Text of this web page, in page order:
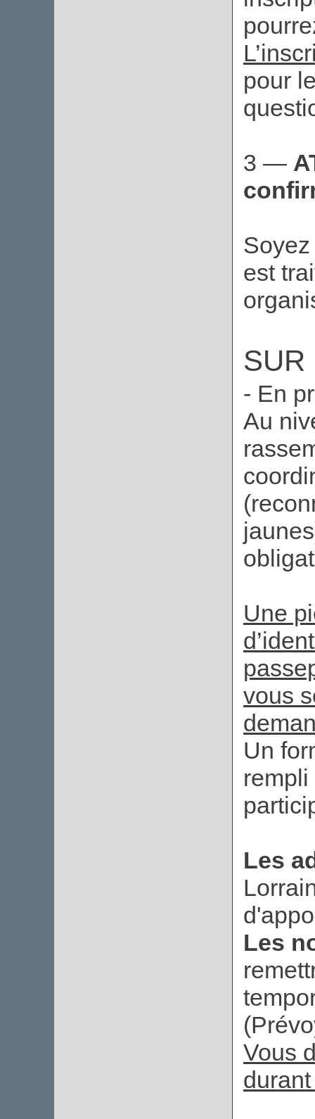
pour
3 —
est
SUR
- En
Au
Une
vous
Un
Les
Les
Vous